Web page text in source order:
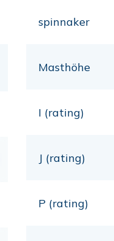
spinnaker
Masthöhe
I (rating)
J (rating)
P (rating)